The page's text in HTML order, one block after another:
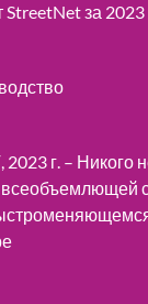
за 2023
г. – Никого
всеобъемлющей